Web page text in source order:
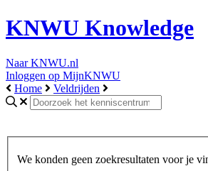
KNWU Knowledge
Naar KNWU.nl
Inloggen op MijnKNWU
Home
Veldrijden
We konden geen zoekresultaten voor je